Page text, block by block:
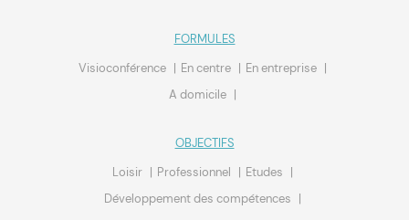
FORMULES
Visioconférence
En centre
En entreprise
A domicile
OBJECTIFS
Loisir
Professionnel
Etudes
Développement des compétences